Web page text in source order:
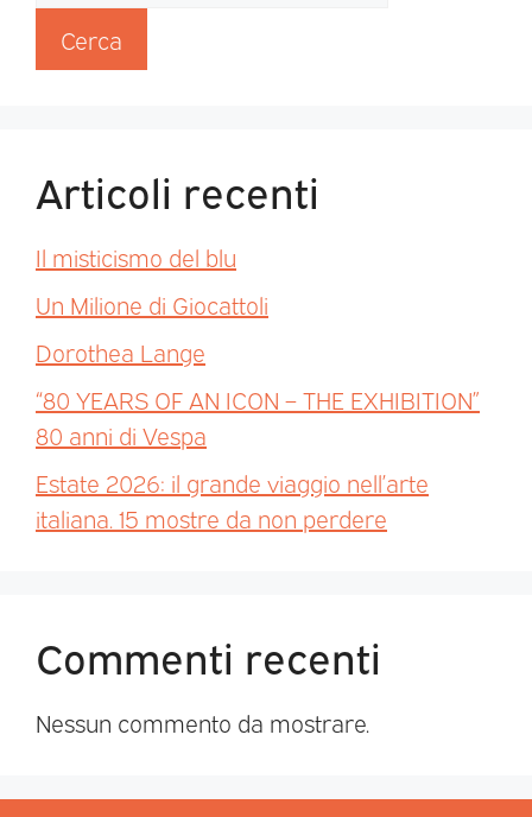
Cerca
Articoli recenti
Il misticismo del blu
Un Milione di Giocattoli
Dorothea Lange
“80 YEARS OF AN ICON – THE EXHIBITION”
80 anni di Vespa
Estate 2026: il grande viaggio nell’arte
italiana. 15 mostre da non perdere
Commenti recenti
Nessun commento da mostrare.